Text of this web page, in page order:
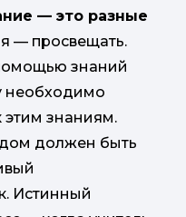
— это разные
— просвещать.
знаний
необходимо
этим знаниям.
должен быть
Истинный